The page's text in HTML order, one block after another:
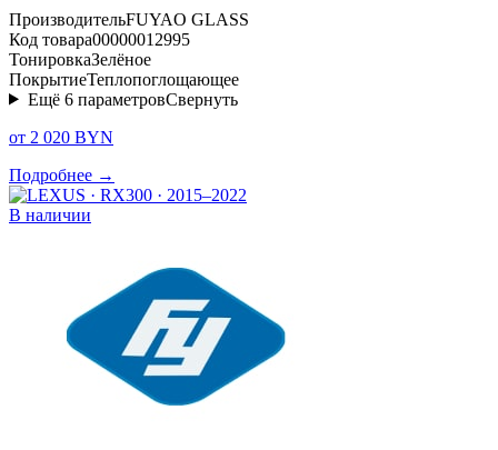
ПроизводительFUYAO GLASS
Код товара00000012995
ТонировкаЗелёное
ПокрытиеТеплопоглощающее
Ещё 6 параметровСвернуть
от 2 020 BYN
Подробнее →
В наличии